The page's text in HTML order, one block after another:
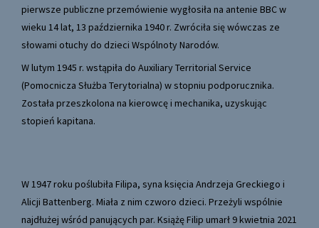
pierwsze publiczne przemówienie wygłosiła na antenie BBC w
wieku 14 lat, 13 października 1940 r. Zwróciła się wówczas ze
słowami otuchy do dzieci Wspólnoty Narodów.
W lutym 1945 r. wstąpiła do Auxiliary Territorial Service
(Pomocnicza Służba Terytorialna) w stopniu podporucznika.
Została przeszkolona na kierowcę i mechanika, uzyskując
stopień kapitana.
W 1947 roku poślubiła Filipa, syna księcia Andrzeja Greckiego i
Alicji Battenberg. Miała z nim czworo dzieci. Przeżyli wspólnie
najdłużej wśród panujących par. Książę Filip umarł 9 kwietnia 2021